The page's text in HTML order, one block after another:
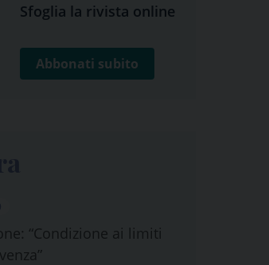
Sfoglia la rivista online
Abbonati subito
“Condizione ai limiti